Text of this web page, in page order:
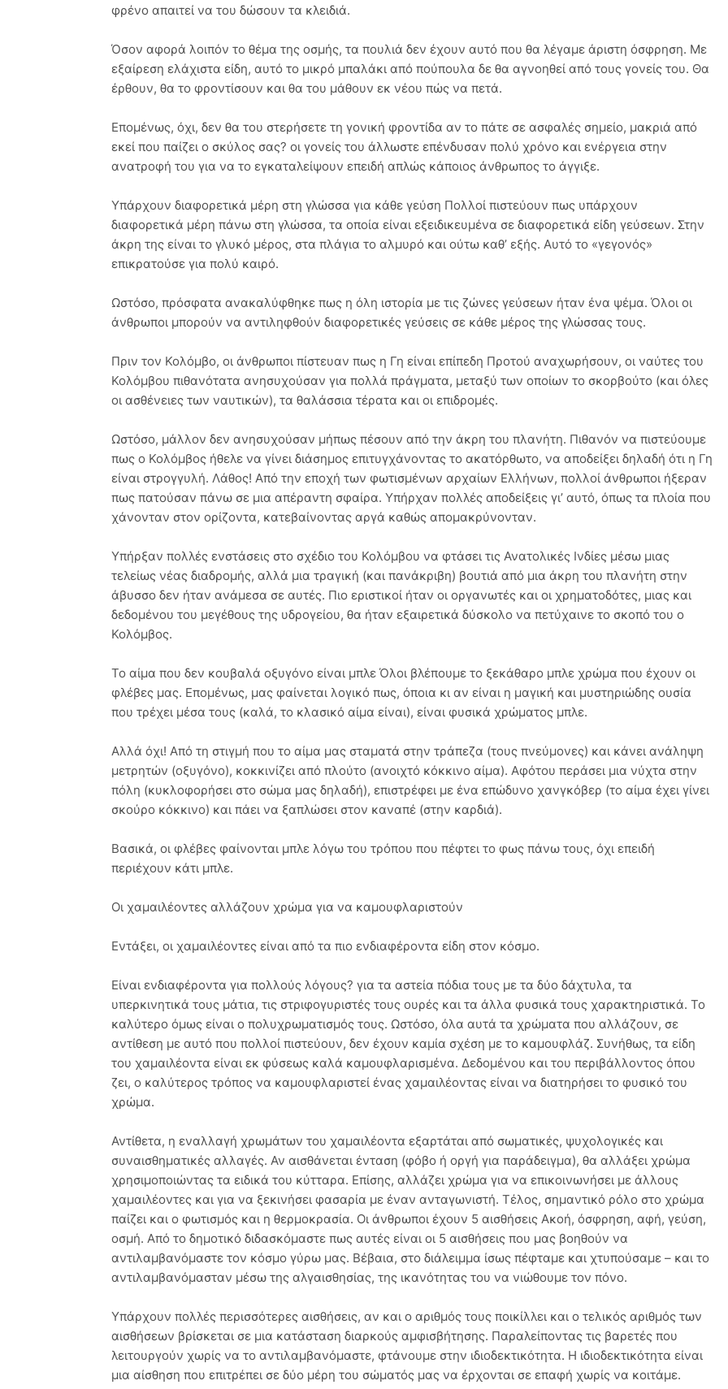
φρένο απαιτεί να του δώσουν τα κλειδιά.
Όσον αφορά λοιπόν το θέμα της οσμής, τα πουλιά δεν έχουν αυτό που θα λέγαμε άριστη όσφρηση. Με
εξαίρεση ελάχιστα είδη, αυτό το μικρό μπαλάκι από πούπουλα δε θα αγνοηθεί από τους γονείς του. Θα
έρθουν, θα το φροντίσουν και θα του μάθουν εκ νέου πώς να πετά.
Επομένως, όχι, δεν θα του στερήσετε τη γονική φροντίδα αν το πάτε σε ασφαλές σημείο, μακριά από
εκεί που παίζει ο σκύλος σας? οι γονείς του άλλωστε επένδυσαν πολύ χρόνο και ενέργεια στην
ανατροφή του για να το εγκαταλείψουν επειδή απλώς κάποιος άνθρωπος το άγγιξε.
Υπάρχουν διαφορετικά μέρη στη γλώσσα για κάθε γεύση Πολλοί πιστεύουν πως υπάρχουν
διαφορετικά μέρη πάνω στη γλώσσα, τα οποία είναι εξειδικευμένα σε διαφορετικά είδη γεύσεων. Στην
άκρη της είναι το γλυκό μέρος, στα πλάγια το αλμυρό και ούτω καθ’ εξής. Αυτό το «γεγονός»
επικρατούσε για πολύ καιρό.
Ωστόσο, πρόσφατα ανακαλύφθηκε πως η όλη ιστορία με τις ζώνες γεύσεων ήταν ένα ψέμα. Όλοι οι
άνθρωποι μπορούν να αντιληφθούν διαφορετικές γεύσεις σε κάθε μέρος της γλώσσας τους.
Πριν τον Κολόμβο, οι άνθρωποι πίστευαν πως η Γη είναι επίπεδη Προτού αναχωρήσουν, οι ναύτες του
Κολόμβου πιθανότατα ανησυχούσαν για πολλά πράγματα, μεταξύ των οποίων το σκορβούτο (και όλες
οι ασθένειες των ναυτικών), τα θαλάσσια τέρατα και οι επιδρομές.
Ωστόσο, μάλλον δεν ανησυχούσαν μήπως πέσουν από την άκρη του πλανήτη. Πιθανόν να πιστεύουμε
πως ο Κολόμβος ήθελε να γίνει διάσημος επιτυγχάνοντας το ακατόρθωτο, να αποδείξει δηλαδή ότι η Γη
είναι στρογγυλή. Λάθος! Από την εποχή των φωτισμένων αρχαίων Ελλήνων, πολλοί άνθρωποι ήξεραν
πως πατούσαν πάνω σε μια απέραντη σφαίρα. Υπήρχαν πολλές αποδείξεις γι’ αυτό, όπως τα πλοία που
χάνονταν στον ορίζοντα, κατεβαίνοντας αργά καθώς απομακρύνονταν.
Υπήρξαν πολλές ενστάσεις στο σχέδιο του Κολόμβου να φτάσει τις Ανατολικές Ινδίες μέσω μιας
τελείως νέας διαδρομής, αλλά μια τραγική (και πανάκριβη) βουτιά από μια άκρη του πλανήτη στην
άβυσσο δεν ήταν ανάμεσα σε αυτές. Πιο εριστικοί ήταν οι οργανωτές και οι χρηματοδότες, μιας και
δεδομένου του μεγέθους της υδρογείου, θα ήταν εξαιρετικά δύσκολο να πετύχαινε το σκοπό του ο
Κολόμβος.
Το αίμα που δεν κουβαλά οξυγόνο είναι μπλε Όλοι βλέπουμε το ξεκάθαρο μπλε χρώμα που έχουν οι
φλέβες μας. Επομένως, μας φαίνεται λογικό πως, όποια κι αν είναι η μαγική και μυστηριώδης ουσία
που τρέχει μέσα τους (καλά, το κλασικό αίμα είναι), είναι φυσικά χρώματος μπλε.
Αλλά όχι! Από τη στιγμή που το αίμα μας σταματά στην τράπεζα (τους πνεύμονες) και κάνει ανάληψη
μετρητών (οξυγόνο), κοκκινίζει από πλούτο (ανοιχτό κόκκινο αίμα). Αφότου περάσει μια νύχτα στην
πόλη (κυκλοφορήσει στο σώμα μας δηλαδή), επιστρέφει με ένα επώδυνο χανγκόβερ (το αίμα έχει γίνει
σκούρο κόκκινο) και πάει να ξαπλώσει στον καναπέ (στην καρδιά).
Βασικά, οι φλέβες φαίνονται μπλε λόγω του τρόπου που πέφτει το φως πάνω τους, όχι επειδή
περιέχουν κάτι μπλε.
Οι χαμαιλέοντες αλλάζουν χρώμα για να καμουφλαριστούν
Εντάξει, οι χαμαιλέοντες είναι από τα πιο ενδιαφέροντα είδη στον κόσμο.
Είναι ενδιαφέροντα για πολλούς λόγους? για τα αστεία πόδια τους με τα δύο δάχτυλα, τα
υπερκινητικά τους μάτια, τις στριφογυριστές τους ουρές και τα άλλα φυσικά τους χαρακτηριστικά. Το
καλύτερο όμως είναι ο πολυχρωματισμός τους. Ωστόσο, όλα αυτά τα χρώματα που αλλάζουν, σε
αντίθεση με αυτό που πολλοί πιστεύουν, δεν έχουν καμία σχέση με το καμουφλάζ. Συνήθως, τα είδη
του χαμαιλέοντα είναι εκ φύσεως καλά καμουφλαρισμένα. Δεδομένου και του περιβάλλοντος όπου
ζει, ο καλύτερος τρόπος να καμουφλαριστεί ένας χαμαιλέοντας είναι να διατηρήσει το φυσικό του
χρώμα.
Αντίθετα, η εναλλαγή χρωμάτων του χαμαιλέοντα εξαρτάται από σωματικές, ψυχολογικές και
συναισθηματικές αλλαγές. Αν αισθάνεται ένταση (φόβο ή οργή για παράδειγμα), θα αλλάξει χρώμα
χρησιμοποιώντας τα ειδικά του κύτταρα. Επίσης, αλλάζει χρώμα για να επικοινωνήσει με άλλους
χαμαιλέοντες και για να ξεκινήσει φασαρία με έναν ανταγωνιστή. Τέλος, σημαντικό ρόλο στο χρώμα
παίζει και ο φωτισμός και η θερμοκρασία. Οι άνθρωποι έχουν 5 αισθήσεις Ακοή, όσφρηση, αφή, γεύση,
οσμή. Από το δημοτικό διδασκόμαστε πως αυτές είναι οι 5 αισθήσεις που μας βοηθούν να
αντιλαμβανόμαστε τον κόσμο γύρω μας. Βέβαια, στο διάλειμμα ίσως πέφταμε και χτυπούσαμε – και το
αντιλαμβανόμασταν μέσω της αλγαισθησίας, της ικανότητας του να νιώθουμε τον πόνο.
Υπάρχουν πολλές περισσότερες αισθήσεις, αν και ο αριθμός τους ποικίλλει και ο τελικός αριθμός των
αισθήσεων βρίσκεται σε μια κατάσταση διαρκούς αμφισβήτησης. Παραλείποντας τις βαρετές που
λειτουργούν χωρίς να το αντιλαμβανόμαστε, φτάνουμε στην ιδιοδεκτικότητα. Η ιδιοδεκτικότητα είναι
μια αίσθηση που επιτρέπει σε δύο μέρη του σώματός μας να έρχονται σε επαφή χωρίς να κοιτάμε.